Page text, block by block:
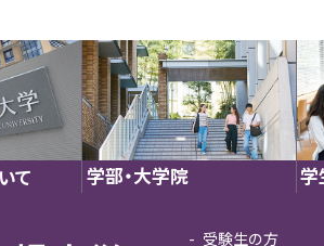
て 学部・大学院 学
受験生の方